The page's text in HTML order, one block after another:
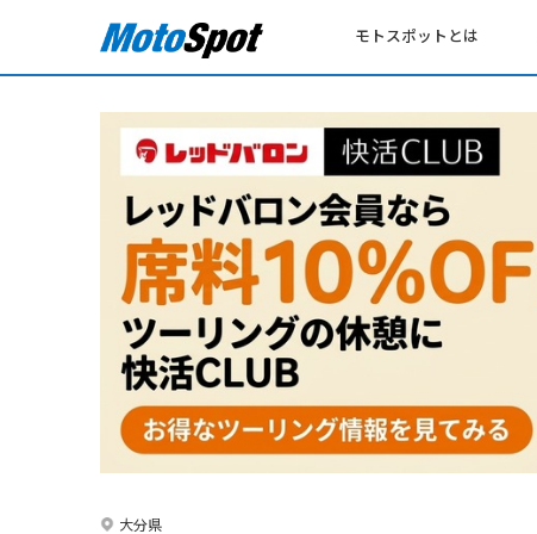
モトスポットとは
大分県